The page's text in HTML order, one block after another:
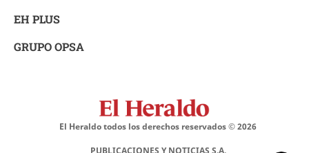
EH PLUS
GRUPO OPSA
El Heraldo todos los derechos reservados ©2026